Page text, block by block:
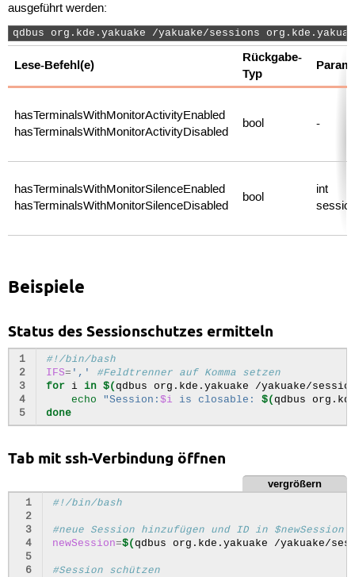
ausgeführt werden:
qdbus org.kde.yakuake /yakuake/sessions
Lese-Befehl(e)
Rückgabe-
Typ
hasTerminalsWithMonitorActivityEnabled
hasTerminalsWithMonitorActivityDisabled
bool -
hasTerminalsWithMonitorSilenceEnabled
hasTerminalsWithMonitorSilenceDisabled
bool
int
Beispiele
Status des Sessionschutzes ermitteln
1
2
3
4
5
#!/bin/bash
IFS= ','
#Feldtrenner auf Komma setzen
for
i in $(qdbus org.kde.yakuake
/yakuake/
echo
"Session:$i is closable: $(qdbus
done
Tab mit ssh-Verbindung öffnen
vergrößern
1
2
3
4
5
6
#!/bin/bash
#neue Session hinzufügen und ID in $newSession
newSession=$(qdbus org.kde.yakuake /yakuake/
#Session schützen